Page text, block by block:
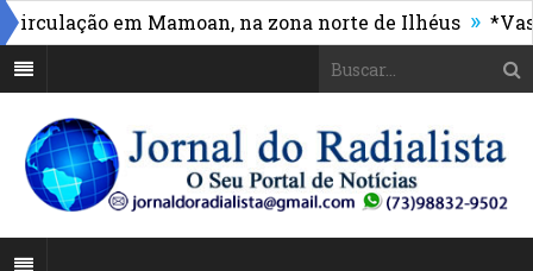
em Mamoan, na zona norte de Ilhéus » *Vasco